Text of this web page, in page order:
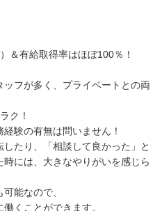
＆有給取得率はほぼ100％！
フが多く、プライベートとの両
ク！
験の有無は問いません！
たり、「相談して良かった」と
には、大きなやりがいを感じら
能なので、
くことができます。